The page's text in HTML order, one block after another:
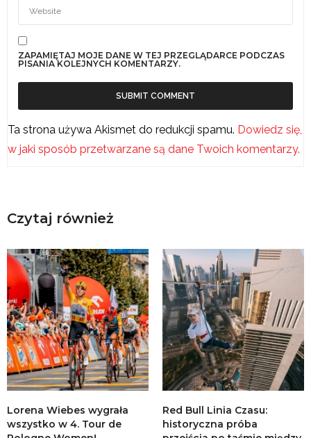
ZAPAMIĘTAJ MOJE DANE W TEJ PRZEGLĄDARCE PODCZAS
PISANIA KOLEJNYCH KOMENTARZY.
Ta strona używa Akismet do redukcji spamu. Dowiedz się,
w jaki sposób przetwarzane są dane Twoich komentarzy.
Czytaj również
Lorena Wiebes wygrała
wszystko w 4. Tour de
Red Bull Linia Czasu:
historyczna próba